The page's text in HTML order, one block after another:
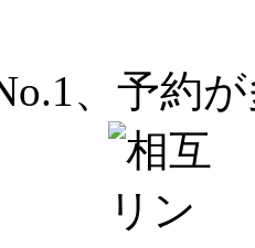
、予約